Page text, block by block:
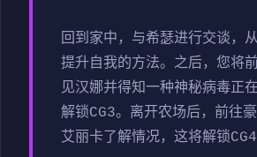
回到家中，与希瑟进行交谈，
提升自我的方法。之后，您将
见汉娜并得知一种神秘病毒正
解锁CG3。离开农场后，前往
艾丽卡了解情况，这将解锁CG4